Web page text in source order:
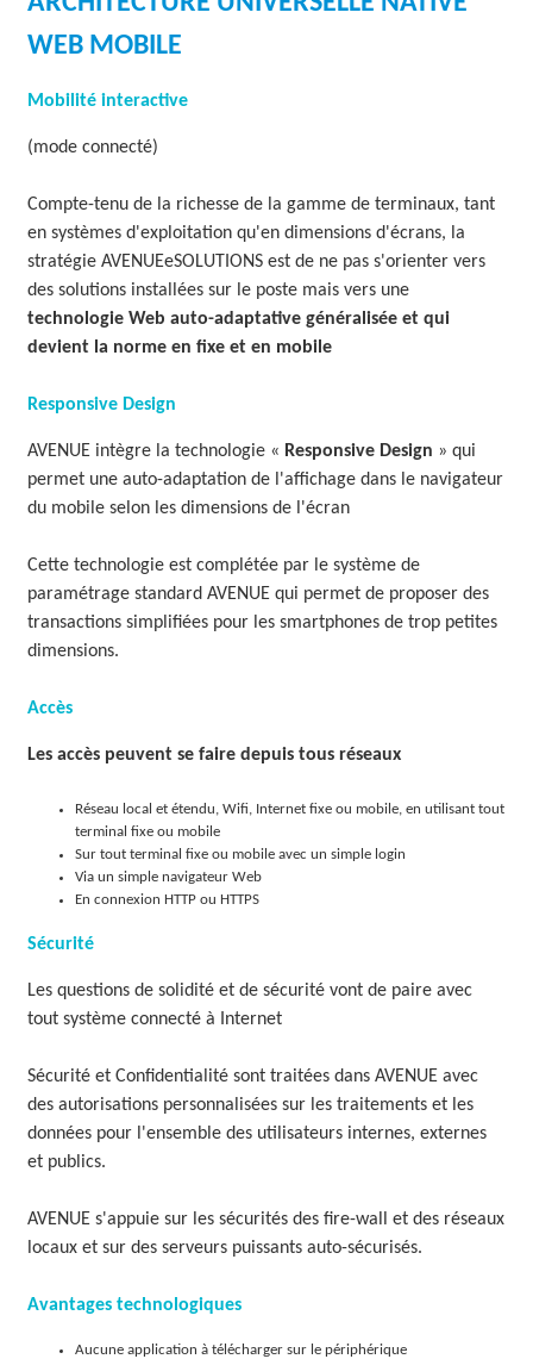
WEB MOBILE
Mobilité interactive
(mode connecté)
Compte-tenu de la richesse de la gamme de terminaux, tant
en systèmes d'exploitation qu'en dimensions d'écrans, la
stratégie AVENUEeSOLUTIONS est de ne pas s'orienter vers
des solutions installées sur le poste mais vers une
technologie Web auto-adaptative généralisée et qui
devient la norme en fixe et en mobile
Responsive Design
AVENUE intègre la technologie « Responsive Design » qui
permet une auto-adaptation de l'affichage dans le navigateur
du mobile selon les dimensions de l'écran
Cette technologie est complétée par le système de
paramétrage standard AVENUE qui permet de proposer des
transactions simplifiées pour les smartphones de trop petites
dimensions.
Accès
Les accès peuvent se faire depuis tous réseaux
Réseau local et étendu, Wifi, Internet fixe ou mobile, en utilisant tout
terminal fixe ou mobile
Sur tout terminal fixe ou mobile avec un simple login
Via un simple navigateur Web
En connexion HTTP ou HTTPS
Sécurité
Les questions de solidité et de sécurité vont de paire avec
tout système connecté à Internet
Sécurité et Confidentialité sont traitées dans AVENUE avec
des autorisations personnalisées sur les traitements et les
données pour l'ensemble des utilisateurs internes, externes
et publics.
AVENUE s'appuie sur les sécurités des fire-wall et des réseaux
locaux et sur des serveurs puissants auto-sécurisés.
Avantages technologiques
Aucune application à télécharger sur le périphérique